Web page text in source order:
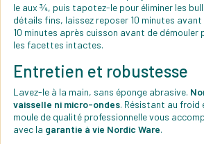
le aux ¾, puis tapotez-le pour éliminer les
détails fins, laissez reposer 10 minutes avant
10 minutes après cuisson avant de
les facettes intactes.
Entretien et robustesse
Lavez-le à la main, sans éponge abrasive.
vaisselle ni micro-ondes. Résistant au froid
moule de qualité professionnelle vous
avec la garantie à vie Nordic Ware.